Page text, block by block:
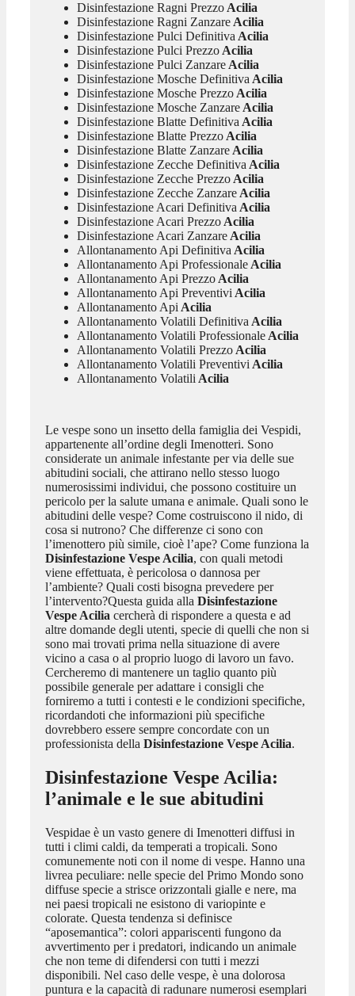
Disinfestazione Ragni PrezzoAcilia
Disinfestazione Ragni ZanzareAcilia
Disinfestazione Pulci Definitiva Acilia
Disinfestazione Pulci PrezzoAcilia
Disinfestazione Pulci ZanzareAcilia
Disinfestazione Mosche Definitiva Acilia
Disinfestazione Mosche PrezzoAcilia
Disinfestazione Mosche ZanzareAcilia
Disinfestazione Blatte Definitiva Acilia
Disinfestazione Blatte PrezzoAcilia
Disinfestazione Blatte ZanzareAcilia
Disinfestazione Zecche Definitiva Acilia
Disinfestazione Zecche PrezzoAcilia
Disinfestazione Zecche ZanzareAcilia
Disinfestazione Acari Definitiva Acilia
Disinfestazione Acari PrezzoAcilia
Disinfestazione Acari ZanzareAcilia
Allontanamento Api Definitiva Acilia
Allontanamento Api ProfessionaleAcilia
Allontanamento Api PrezzoAcilia
Allontanamento Api Preventivi Acilia
Allontanamento Api Acilia
Allontanamento Volatili Definitiva Acilia
Allontanamento Volatili ProfessionaleAcilia
Allontanamento Volatili PrezzoAcilia
Allontanamento Volatili Preventivi Acilia
Allontanamento Volatili Acilia
Le vespe sono un insetto della famiglia dei Vespidi,
appartenente all’ordine degli Imenotteri. Sono
considerate un animale infestante per via delle sue
abitudini sociali, che attirano nello stesso luogo
numerosissimi individui, che possono costituire un
pericolo per la salute umana e animale. Quali sono le
abitudini delle vespe? Come costruiscono il nido, di
cosa si nutrono? Che differenze ci sono con
l’imenottero più simile, cioè l’ape? Come funziona la
Disinfestazione Vespe Acilia, con quali metodi
viene effettuata, è pericolosa o dannosa per
l’ambiente? Quali costi bisogna prevedere per
l’intervento?Questa guida alla Disinfestazione
Vespe Acilia cercherà di rispondere a questa e ad
altre domande degli utenti, specie di quelli che non si
sono mai trovati prima nella situazione di avere
vicino a casa o al proprio luogo di lavoro un favo.
Cercheremo di mantenere un taglio quanto più
possibile generale per adattare i consigli che
forniremo a tutti i contesti e le condizioni specifiche,
ricordandoti che informazioni più specifiche
dovrebbero essere sempre concordate con un
professionista della Disinfestazione Vespe Acilia.
Disinfestazione Vespe Acilia:
l’animale e le sue abitudini
Vespidae è un vasto genere di Imenotteri diffusi in
tutti i climi caldi, da temperati a tropicali. Sono
comunemente noti con il nome di vespe. Hanno una
livrea peculiare: nelle specie del Primo Mondo sono
diffuse specie a strisce orizzontali gialle e nere, ma
nei paesi tropicali ne esistono di variopinte e
colorate. Questa tendenza si definisce
“aposemantica”: colori appariscenti fungono da
avvertimento per i predatori, indicando un animale
che non teme di difendersi con tutti i mezzi
disponibili. Nel caso delle vespe, è una dolorosa
puntura e la capacità di radunare numerosi esemplari